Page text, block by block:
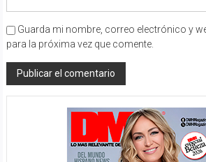
Guarda mi nombre, correo electrónico y
para la próxima vez que comente.